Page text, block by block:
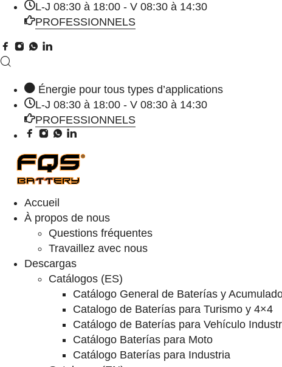
L-J 08:30 à 18:00 - V 08:30 à 14:30
PROFESSIONNELS
Énergie pour tous types d’applications
L-J 08:30 à 18:00 - V 08:30 à 14:30
PROFESSIONNELS
Accueil
À propos de nous
Questions fréquentes
Travaillez avec nous
Descargas
Catálogos (ES)
Catálogo General de Baterías y
Catalogo de Baterías para Turismo y 4×4
Catálogo de Baterías para Vehículo
Catálogo Baterías para Moto
Catálogo Baterías para Industria